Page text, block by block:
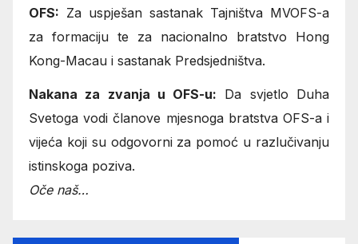
OFS: Za uspješan sastanak Tajništva MVOFS-a
za formaciju te za nacionalno bratstvo Hong
Kong-Macau i sastanak Predsjedništva.
Nakana za zvanja u OFS-u: Da svjetlo Duha
Svetoga vodi članove mjesnoga bratstva OFS-a i
vijeća koji su odgovorni za pomoć u razlučivanju
istinskoga poziva.
Oče naš…